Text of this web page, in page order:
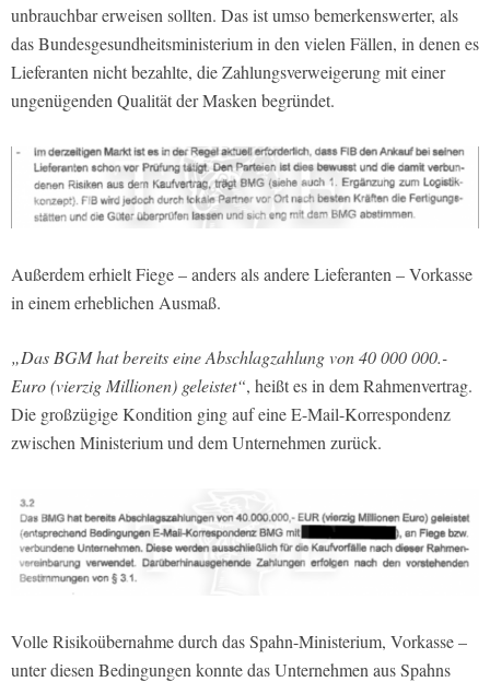
unbrauchbar erweisen sollten. Das ist umso bemerkenswerter, als
das Bundesgesundheitsministerium in den vielen Fällen, in denen es
Lieferanten nicht bezahlte, die Zahlungsverweigerung mit einer
ungenügenden Qualität der Masken begründet.
Außerdem erhielt Fiege – anders als andere Lieferanten – Vorkasse
in einem erheblichen Ausmaß.
„Das BGM hat bereits eine Abschlagzahlung von 40 000 000.-
Euro (vierzig Millionen) geleistet“, heißt es in dem Rahmenvertrag.
Die großzügige Kondition ging auf eine E-Mail-Korrespondenz
zwischen Ministerium und dem Unternehmen zurück.
Volle Risikoübernahme durch das Spahn-Ministerium, Vorkasse –
unter diesen Bedingungen konnte das Unternehmen aus Spahns